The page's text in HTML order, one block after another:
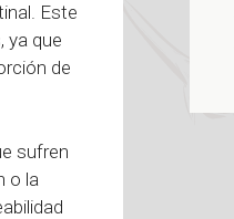
Este
ya que
de
sufren
o la